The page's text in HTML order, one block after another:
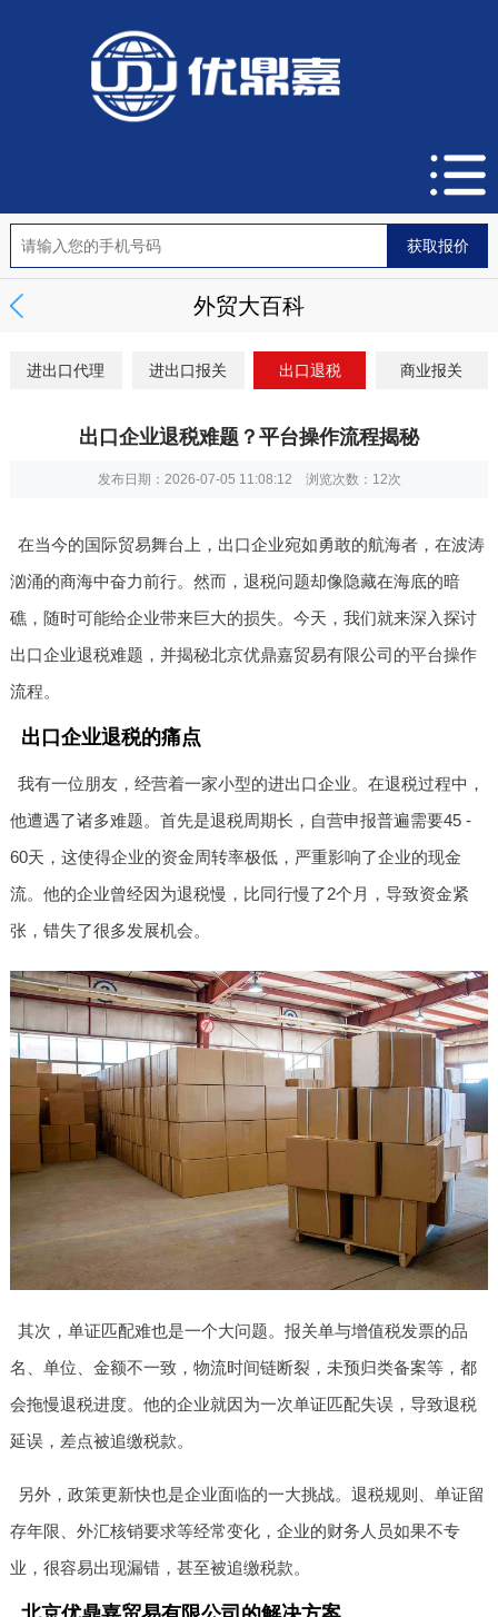
外贸大百科
进出口代理 进出口报关 出口退税 商业报关
出口企业退税难题？平台操作流程揭秘
发布日期：2026-07-05 11:08:12 浏览次数： 12次
在当今的国际贸易舞台上，出口企业宛如勇敢的航海者，在波涛
汹涌的商海中奋力前行。然而，退税问题却像隐藏在海底的暗
礁，随时可能给企业带来巨大的损失。今天，我们就来深入探讨
出口企业退税难题，并揭秘北京优鼎嘉贸易有限公司的平台操作
流程。
出口企业退税的痛点
我有一位朋友，经营着一家小型的进出口企业。在退税过程中，
他遭遇了诸多难题。首先是退税周期长，自营申报普遍需要45 -
60天，这使得企业的资金周转率极低，严重影响了企业的现金
流。他的企业曾经因为退税慢，比同行慢了2个月，导致资金紧
张，错失了很多发展机会。
其次，单证匹配难也是一个大问题。报关单与增值税发票的品
名、单位、金额不一致，物流时间链断裂，未预归类备案等，都
会拖慢退税进度。他的企业就因为一次单证匹配失误，导致退税
延误，差点被追缴税款。
另外，政策更新快也是企业面临的一大挑战。退税规则、单证留
存年限、外汇核销要求等经常变化，企业的财务人员如果不专
业，很容易出现漏错，甚至被追缴税款。